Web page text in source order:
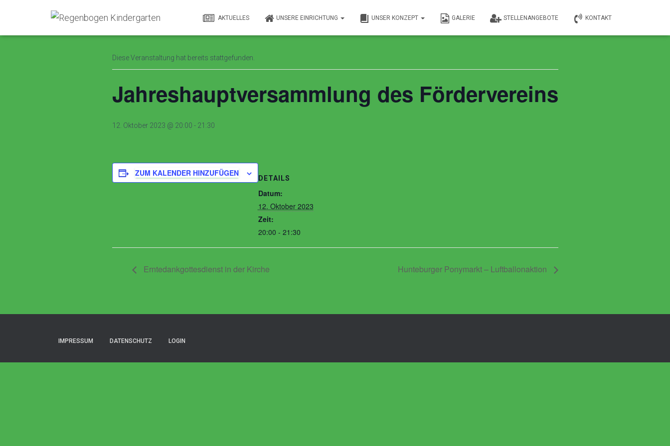
AKTUELLES UNSERE EINRICHTUNG UNSER KONZEPT GALERIE STELLENANGEBOTE KONTAKT
« Alle Veranstaltungen
Diese Veranstaltung hat bereits stattgefunden.
Jahreshauptversammlung des Fördervereins
12. Oktober 2023 @ 20:00 - 21:30
ZUM KALENDER HINZUFÜGEN
DETAILS
Datum:
12. Oktober 2023
Zeit:
20:00 - 21:30
Erntedankgottesdienst in der Kirche Hunteburger Ponymarkt – Luftballonaktion
IMPRESSUM DATENSCHUTZ LOGIN